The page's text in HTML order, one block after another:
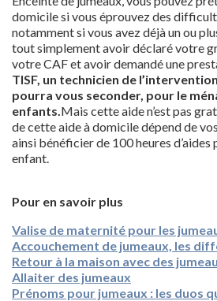
domicile si vous éprouvez des
notamment si vous avez déjà un ou
tout simplement avoir déclaré votre
votre CAF et avoir demandé une
TISF, un technicien de
pourra vous seconder, pour le
enfants. Mais cette aide n’est pas
de cette aide à domicile dépend de
ainsi bénéficier de 100 heures d’aides
enfant.
Pour en savoir plus
Valise de maternité pour les
Accouchement de jumeaux, les
Retour à la maison avec des
Allaiter des jumeaux
Prénoms pour jumeaux : les duos